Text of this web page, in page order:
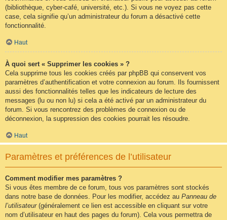
(bibliothèque, cyber-café, université, etc.). Si vous ne voyez pas cette
case, cela signifie qu’un administrateur du forum a désactivé cette
fonctionnalité.
Haut
À quoi sert « Supprimer les cookies » ?
Cela supprime tous les cookies créés par phpBB qui conservent vos
paramètres d’authentification et votre connexion au forum. Ils fournissent
aussi des fonctionnalités telles que les indicateurs de lecture des
messages (lu ou non lu) si cela a été activé par un administrateur du
forum. Si vous rencontrez des problèmes de connexion ou de
déconnexion, la suppression des cookies pourrait les résoudre.
Haut
Paramètres et préférences de l’utilisateur
Comment modifier mes paramètres ?
Si vous êtes membre de ce forum, tous vos paramètres sont stockés
dans notre base de données. Pour les modifier, accédez au Panneau de
l’utilisateur(généralement ce lien est accessible en cliquant sur votre
nom d’utilisateur en haut des pages du forum). Cela vous permettra de